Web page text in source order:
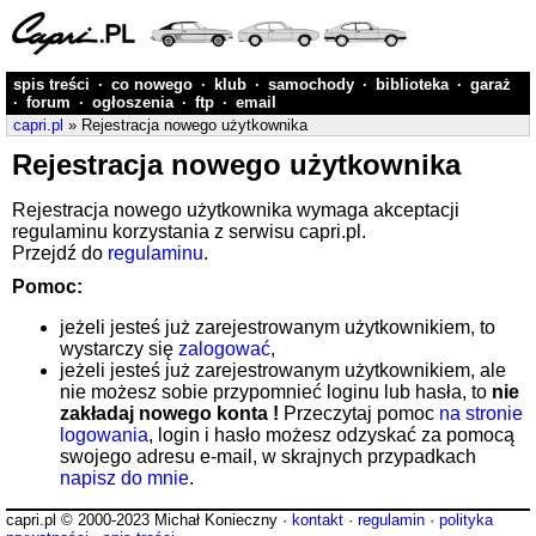
spis treści · co nowego · klub · samochody · biblioteka · garaż
· forum · ogłoszenia · ftp · email
capri.pl » Rejestracja nowego użytkownika
Rejestracja nowego użytkownika
Rejestracja nowego użytkownika wymaga akceptacji
regulaminu korzystania z serwisu capri.pl.
Przejdź do regulaminu.
Pomoc:
jeżeli jesteś już zarejestrowanym użytkownikiem, to
wystarczy się zalogować,
jeżeli jesteś już zarejestrowanym użytkownikiem, ale
nie możesz sobie przypomnieć loginu lub hasła, to nie
zakładaj nowego konta ! Przeczytaj pomoc na stronie
logowania, login i hasło możesz odzyskać za pomocą
swojego adresu e-mail, w skrajnych przypadkach
napisz do mnie.
capri.pl © 2000-2023 Michał Konieczny · kontakt · regulamin · polityka